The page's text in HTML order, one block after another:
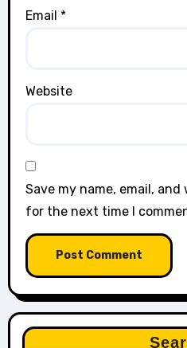
Email *
Website
Save my name, email,
for the next time I